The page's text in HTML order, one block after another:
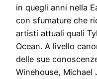
in quegli anni nella
con sfumature che
artisti attuali quali
Ocean. A livello
delle sue
Winehouse, Michael